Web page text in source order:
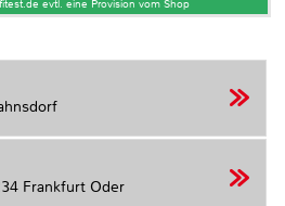
evtl. eine Provision vom Shop
Frankfurt Oder